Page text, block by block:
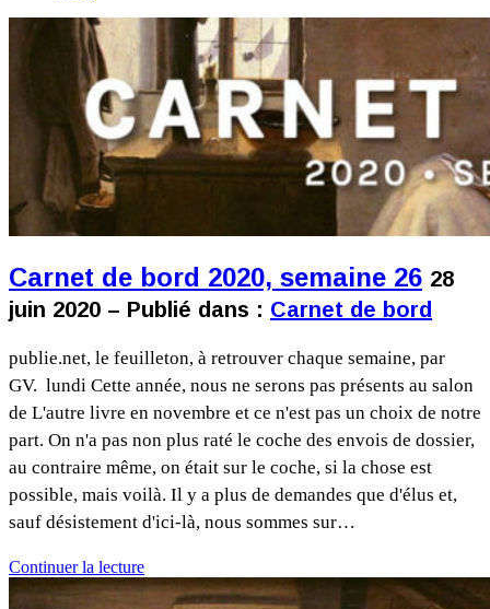
Carnet de bord 2020, semaine 26 28
juin 2020 – Publié dans : Carnet de bord
publie.net, le feuilleton, à retrouver chaque semaine, par
GV. lundi Cette année, nous ne serons pas présents au salon
de L'autre livre en novembre et ce n'est pas un choix de notre
part. On n'a pas non plus raté le coche des envois de dossier,
au contraire même, on était sur le coche, si la chose est
possible, mais voilà. Il y a plus de demandes que d'élus et,
sauf désistement d'ici-là, nous sommes sur…
Continuer la lecture